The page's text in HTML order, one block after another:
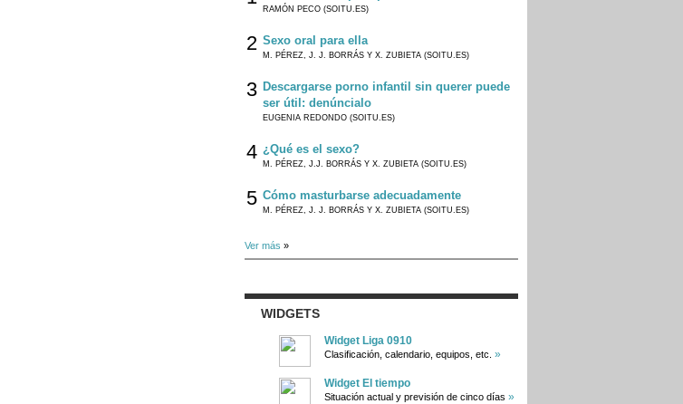
RAMÓN PECO (SOITU.ES)
2 Sexo oral para ella
M. PÉREZ, J. J. BORRÁS Y X. ZUBIETA (SOITU.ES)
3 Descargarse porno infantil sin querer puede
ser útil: denúncialo
EUGENIA REDONDO (SOITU.ES)
4 ¿Qué es el sexo?
M. PÉREZ, J.J. BORRÁS Y X. ZUBIETA (SOITU.ES)
5 Cómo masturbarse adecuadamente
M. PÉREZ, J. J. BORRÁS Y X. ZUBIETA (SOITU.ES)
Ver más »
WIDGETS
Widget Liga 0910
Clasificación, calendario, equipos, etc. »
Widget El tiempo
Situación actual y previsión de cinco días »